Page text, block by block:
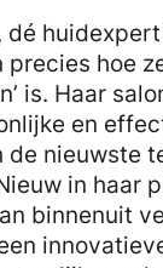
dé
hoe
is. Haar
en
nieuwste
in haar
binnenuit